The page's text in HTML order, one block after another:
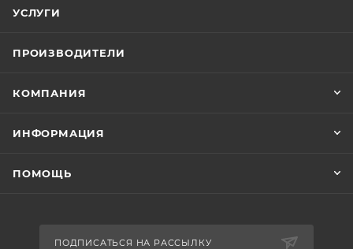
УСЛУГИ
ПРОИЗВОДИТЕЛИ
КОМПАНИЯ
ИНФОРМАЦИЯ
ПОМОЩЬ
ПОДПИСАТЬСЯ НА РАССЫЛКУ